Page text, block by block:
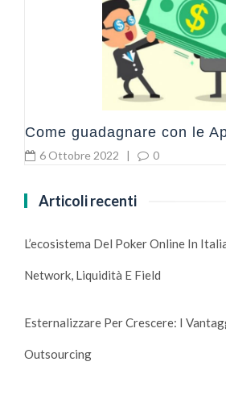
Come guadagnare con le
6 Ottobre 2022 | 0
Articoli recenti
L’ecosistema Del Poker Online In
Network, Liquidità E Field
Esternalizzare Per Crescere: I
Outsourcing